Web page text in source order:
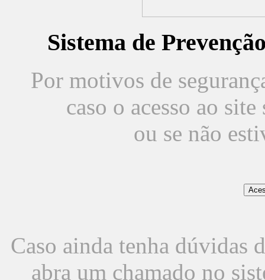
Sistema de
Por motivos de
caso o acesso ao
ou se não
Caso ainda tenha dúvidas
abra um chamado no